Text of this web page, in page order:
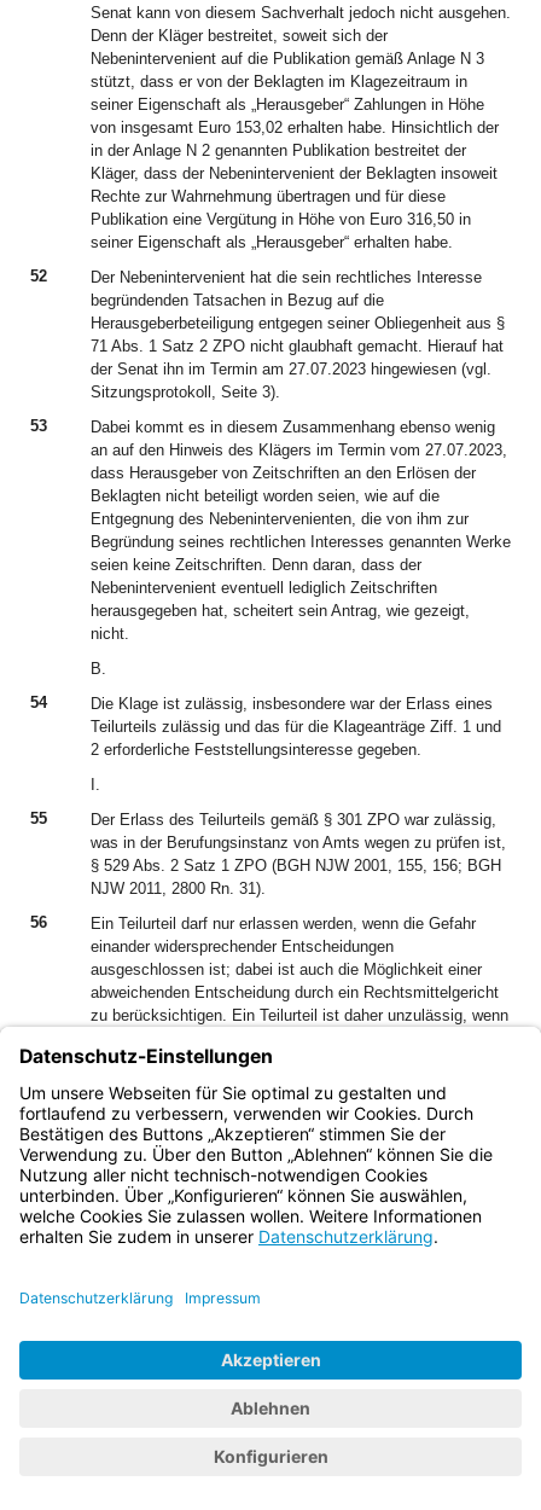
Senat kann von diesem Sachverhalt jedoch nicht ausgehen.
Denn der Kläger bestreitet, soweit sich der
Nebenintervenient auf die Publikation gemäß Anlage N 3
stützt, dass er von der Beklagten im Klagezeitraum in
seiner Eigenschaft als „Herausgeber“ Zahlungen in Höhe
von insgesamt Euro 153,02 erhalten habe. Hinsichtlich der
in der Anlage N 2 genannten Publikation bestreitet der
Kläger, dass der Nebenintervenient der Beklagten insoweit
Rechte zur Wahrnehmung übertragen und für diese
Publikation eine Vergütung in Höhe von Euro 316,50 in
seiner Eigenschaft als „Herausgeber“ erhalten habe.
52
Der Nebenintervenient hat die sein rechtliches Interesse
begründenden Tatsachen in Bezug auf die
Herausgeberbeteiligung entgegen seiner Obliegenheit aus §
71 Abs. 1 Satz 2 ZPO nicht glaubhaft gemacht. Hierauf hat
der Senat ihn im Termin am 27.07.2023 hingewiesen (vgl.
Sitzungsprotokoll, Seite 3).
53
Dabei kommt es in diesem Zusammenhang ebenso wenig
an auf den Hinweis des Klägers im Termin vom 27.07.2023,
dass Herausgeber von Zeitschriften an den Erlösen der
Beklagten nicht beteiligt worden seien, wie auf die
Entgegnung des Nebenintervenienten, die von ihm zur
Begründung seines rechtlichen Interesses genannten Werke
seien keine Zeitschriften. Denn daran, dass der
Nebenintervenient eventuell lediglich Zeitschriften
herausgegeben hat, scheitert sein Antrag, wie gezeigt,
nicht.
B.
54
Die Klage ist zulässig, insbesondere war der Erlass eines
Teilurteils zulässig und das für die Klageanträge Ziff. 1 und
2 erforderliche Feststellungsinteresse gegeben.
I.
55
Der Erlass des Teilurteils gemäß § 301 ZPO war zulässig,
was in der Berufungsinstanz von Amts wegen zu prüfen ist,
§ 529 Abs. 2 Satz 1 ZPO (BGH NJW 2001, 155, 156; BGH
NJW 2011, 2800 Rn. 31).
56
Ein Teilurteil darf nur erlassen werden, wenn die Gefahr
einander widersprechender Entscheidungen
ausgeschlossen ist; dabei ist auch die Möglichkeit einer
abweichenden Entscheidung durch ein Rechtsmittelgericht
zu berücksichtigen. Ein Teilurteil ist daher unzulässig, wenn
über die anderen Ansprüche noch einmal stellt (BGH GRUR
2001, 54, 55 – SUBWAY/Subwear; BGH NJW-RR 2014,
1298 Rn. 9; BGH GRUR 2015, 1201 Rn. 26 – Sparkassen-
Rot/Santander-Rot; BGH NJW 2016, 2662 Rn. 26, 28 f.).
57
Sowohl war der Teil des Rechtsstreits, über den
entschieden wurde entscheidungsreif, als auch lässt sich
der Rechtsstreit in abgrenzbare Teile zerlegen, die jeweils
zum Gegenstand eines selbstständigen Urteils gemacht
über den restlichen Verfahrensgegenstand (BGH NJW 1997,
BGH NJW 2004, 1452; BGH NJW 2012, 844 Rn. 19).
58
Zugleich mit dem Auskunftsantrag der Stufenklage konnte
auch über den Feststellungsantrag entscheiden werden (vgl.
BGH NJW 2008, 2262 Rn. 9; Bacher in: BeckOK ZPO,